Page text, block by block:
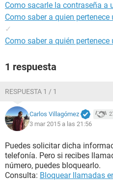
Como sacarle la contraseña a
Como saber a quien
✓
Como saber a quién
1 respuesta
RESPUESTA 1 / 1
Carlos Villagómez
3 mar 2015 a las 21:56
Puedes solicitar dicha
telefonía. Pero si recibes
número, puedes bloquearlo.
Consulta: Bloquear llamadas